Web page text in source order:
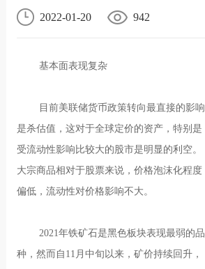
2022-01-20 942
基本面表现复杂
目前美联储货币政策转向最直接的影响
是杀估值，这对于全球定价的资产，特别是
受流动性影响比较大的股市是明显的利空。
大宗商品相对于股票来说，价格泡沫化程度
偏低，流动性对价格影响不大。
2021年铁矿石是黑色板块表现最弱的品
种，然而自11月中旬以来，矿价持续回升，